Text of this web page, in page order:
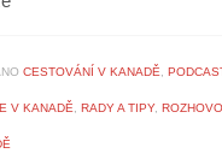
CESTOVÁNÍ V KANADĚ,
V KANADĚ, RADY A TIPY,